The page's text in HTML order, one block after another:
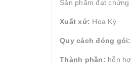
Sản phẩm đạt chứng
Xuất xứ: Hoa Kỳ
Quy cách đóng gói:
Thành phần: hỗn